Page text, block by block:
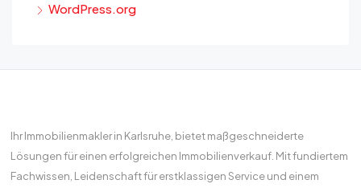
WordPress.org
Ihr Immobilienmakler in Karlsruhe, bietet maßgeschneiderte
Lösungen für einen erfolgreichen Immobilienverkauf. Mit fundiertem
Fachwissen, Leidenschaft für erstklassigen Service und einem